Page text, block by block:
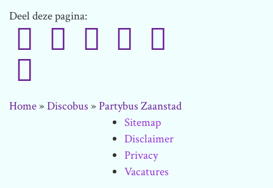
Deel deze pagina:
Home»Discobus »Partybus Zaanstad
Sitemap
Disclaimer
Privacy
Vacatures